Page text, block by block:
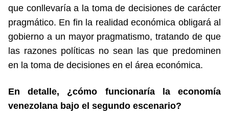
que conllevaría a la toma de decisiones de carácter
pragmático. En fin la realidad económica obligará al
gobierno a un mayor pragmatismo, tratando de que
las razones políticas no sean las que predominen
en la toma de decisiones en el área económica.
En detalle, ¿cómo funcionaría la economía
venezolana bajo el segundo escenario?